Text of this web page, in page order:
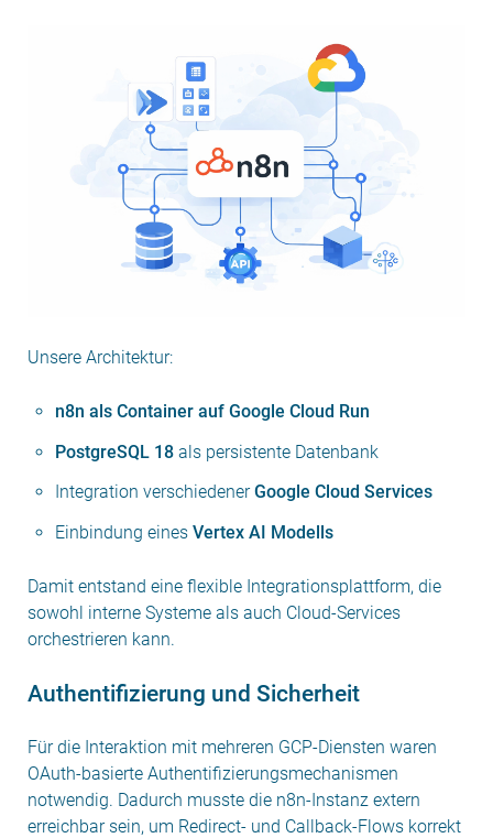
Unsere Architektur:
n8n als Container auf Google Cloud Run
PostgreSQL 18 als persistente Datenbank
Integration verschiedenerGoogle Cloud Services
Einbindung eines Vertex AI Modells
Damit entstand eine flexible Integrationsplattform, die
sowohl interne Systeme als auch Cloud-Services
orchestrieren kann.
Authentifizierung und Sicherheit
Für die Interaktion mit mehreren GCP-Diensten waren
OAuth-basierte Authentifizierungsmechanismen
notwendig. Dadurch musste die n8n-Instanz extern
erreichbar sein, um Redirect- und Callback-Flows korrekt